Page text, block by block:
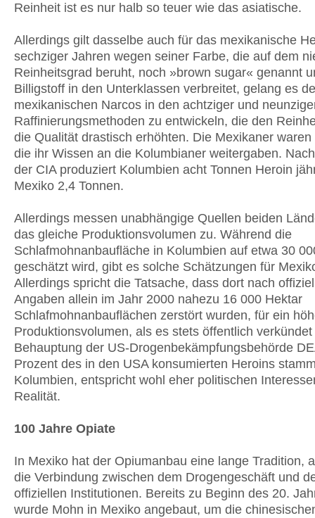
Reinheit ist es nur halb so teuer wie das asiatische.
Allerdings gilt dasselbe auch für das mexikanische
sechziger Jahren wegen seiner Farbe, die auf dem
Reinheitsgrad beruht, noch »brown sugar« genannt
Billigstoff in den Unterklassen verbreitet, gelang es
mexikanischen Narcos in den achtziger und
Raffinierungsmethoden zu entwickeln, die den
die Qualität drastisch erhöhten. Die Mexikaner waren
die ihr Wissen an die Kolumbianer weitergaben.
der CIA produziert Kolumbien acht Tonnen Heroin
Mexiko 2,4 Tonnen.
Allerdings messen unabhängige Quellen beiden
das gleiche Produktionsvolumen zu. Während die
Schlafmohnanbaufläche in Kolumbien auf etwa 30
geschätzt wird, gibt es solche Schätzungen für
Allerdings spricht die Tatsache, dass dort nach
Angaben allein im Jahr 2000 nahezu 16 000 Hektar
Schlafmohnanbauflächen zerstört wurden, für ein
Produktionsvolumen, als es stets öffentlich
Behauptung der US-Drogenbekämpfungsbehörde
Prozent des in den USA konsumierten Heroins
Kolumbien, entspricht wohl eher politischen
Realität.
100 Jahre Opiate
In Mexiko hat der Opiumanbau eine lange Tradition,
die Verbindung zwischen dem Drogengeschäft und
offiziellen Institutionen. Bereits zu Beginn des 20.
wurde Mohn in Mexiko angebaut, um die